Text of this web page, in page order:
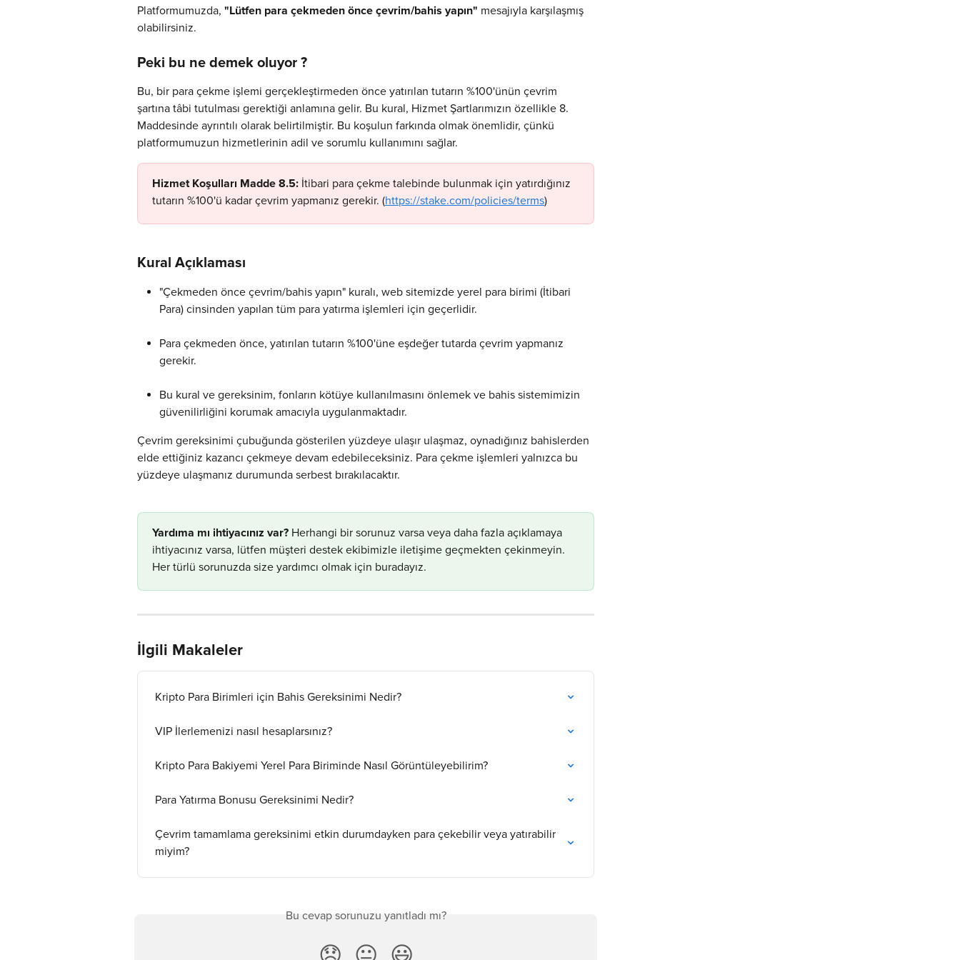
Platformumuzda, "Lütfen para çekmeden önce çevrim/bahis yapın" mesajıyla karşılaşmış
olabilirsiniz.
Peki bu ne demek oluyor ?
Bu, bir para çekme işlemi gerçekleştirmeden önce yatırılan tutarın %100'ünün çevrim
şartına tâbi tutulması gerektiği anlamına gelir. Bu kural, Hizmet Şartlarımızın özellikle 8.
Maddesinde ayrıntılı olarak belirtilmiştir. Bu koşulun farkında olmak önemlidir, çünkü
platformumuzun hizmetlerinin adil ve sorumlu kullanımını sağlar.
Hizmet Koşulları Madde 8.5: İtibari para çekme talebinde bulunmak için yatırdığınız
tutarın %100'ü kadar çevrim yapmanız gerekir. (https://stake.com/policies/terms)
Kural Açıklaması
"Çekmeden önce çevrim/bahis yapın" kuralı, web sitemizde yerel para birimi (İtibari
Para) cinsinden yapılan tüm para yatırma işlemleri için geçerlidir.
Para çekmeden önce, yatırılan tutarın %100'üne eşdeğer tutarda çevrim yapmanız
gerekir.
Bu kural ve gereksinim, fonların kötüye kullanılmasını önlemek ve bahis sistemimizin
güvenilirliğini korumak amacıyla uygulanmaktadır.
Çevrim gereksinimi çubuğunda gösterilen yüzdeye ulaşır ulaşmaz, oynadığınız bahislerden
elde ettiğiniz kazancı çekmeye devam edebileceksiniz. Para çekme işlemleri yalnızca bu
yüzdeye ulaşmanız durumunda serbest bırakılacaktır.
​Yardıma mı ihtiyacınız var? Herhangi bir sorunuz varsa veya daha fazla açıklamaya
ihtiyacınız varsa, lütfen müşteri destek ekibimizle iletişime geçmekten çekinmeyin.
Her türlü sorunuzda size yardımcı olmak için buradayız.
İlgili Makaleler
Kripto Para Birimleri için Bahis Gereksinimi Nedir?
VIP İlerlemenizi nasıl hesaplarsınız?
Kripto Para Bakiyemi Yerel Para Biriminde Nasıl Görüntüleyebilirim?
Para Yatırma Bonusu Gereksinimi Nedir?
Çevrim tamamlama gereksinimi etkin durumdayken para çekebilir veya yatırabilir
miyim?
Bu cevap sorunuzu yanıtladı mı?